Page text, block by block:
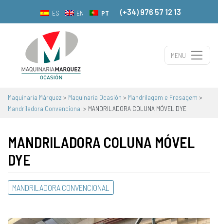
ES EN PT (+34) 976 57 12 13
Navegação principal
MENU
Maquinaria Márquez > Maquinaria Ocasión > Mandrilagem e Fresagem >
Mandriladora Convencional > MANDRILADORA COLUNA MÓVEL DYE
MANDRILADORA COLUNA MÓVEL
DYE
MANDRILADORA CONVENCIONAL